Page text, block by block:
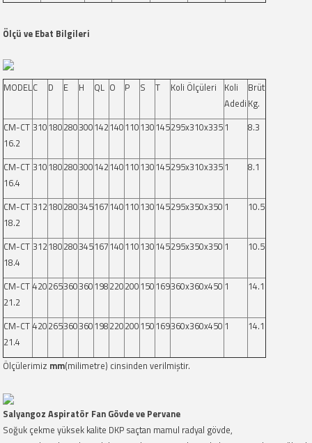
Ölçü ve Ebat Bilgileri
MODELC D E H QL O P S T Koli Ölçüleri
Koli
Adedi
Brüt
Kg.
CM-CT
16.2
310180280300142140110130145295x310x3351 8.3
CM-CT
16.4
310180280300142140110130145295x310x3351 8.1
CM-CT
18.2
312180280345167140110130145295x350x350 1 10.5
CM-CT
18.4
312180280345167140110130145295x350x350 1 10.5
CM-CT
21.2
420265360360198220200150169360x360x450 1 14.1
CM-CT
21.4
420265360360198220200150169360x360x450 1 14.1
Ölçülerimiz mm(milimetre) cinsinden verilmiştir.
Salyangoz Aspiratör Fan Gövde ve Pervane
Soğuk çekme yüksek kalite DKP saçtan mamul radyal gövde,